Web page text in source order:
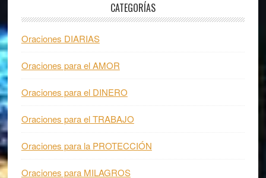
CATEGORÍAS
Oraciones DIARIAS
Oraciones para el AMOR
Oraciones para el DINERO
Oraciones para el TRABAJO
Oraciones para la PROTECCIÓN
Oraciones para MILAGROS